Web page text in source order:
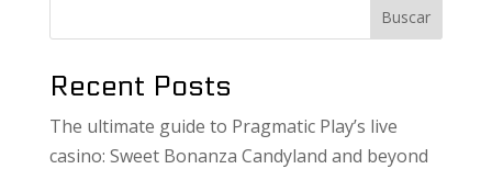
Buscar
Recent Posts
The ultimate guide to Pragmatic Play’s live
casino: Sweet Bonanza Candyland and beyond